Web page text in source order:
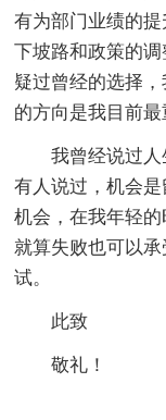
有为部门业绩的
下坡路和政策的
疑过曾经的选择
的方向是我目前最
我曾经说过
有人说过，机会
机会，在我年轻
就算失败也可以
试。
此致
敬礼！